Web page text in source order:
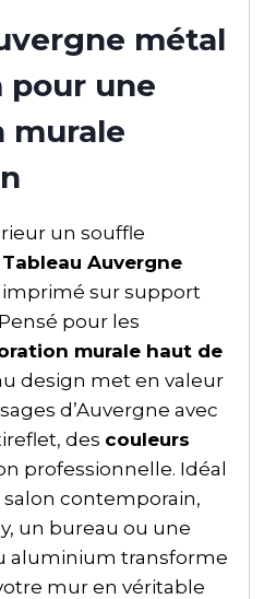
métal
pour une
murale
un souffle
Tableau Auvergne
imprimé sur support
pour les
murale haut de
design met en valeur
d’Auvergne avec
des couleurs
professionnelle. Idéal
contemporain,
un bureau ou une
aluminium transforme
mur en véritable